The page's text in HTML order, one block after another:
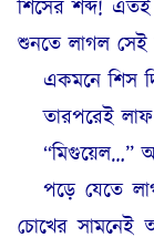
শিসের শব্দ!
শুনতে লাগল সেই
একমনে শিস
তারপরেই
“মিগুয়েল…”
পড়ে যেতে
চোখের সামনেই